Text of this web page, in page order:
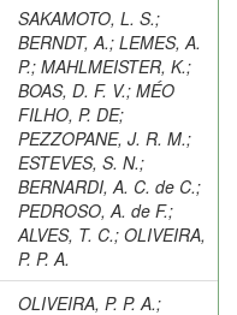
SAKAMOTO, L. S.;
BERNDT, A.; LEMES, A.
P.; MAHLMEISTER, K.;
BOAS, D. F. V.; MÉO
FILHO, P. DE;
PEZZOPANE, J. R. M.;
ESTEVES, S. N.;
BERNARDI, A. C. de C.;
PEDROSO, A. de F.;
ALVES, T. C.; OLIVEIRA,
P. P. A.
OLIVEIRA, P. P. A.;